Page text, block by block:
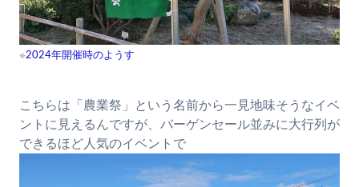
※2024年開催時のようす
こちらは「農業祭」という名前から一見地味そうなイベ
ントに見えるんですが、バーゲンセール並みに大行列が
できるほど人気のイベントで